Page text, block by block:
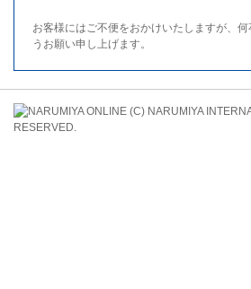
お客様にはご不便をおかけいたしますが、
うお願い申し上げます。